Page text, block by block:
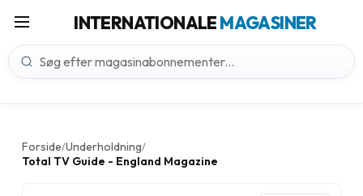
INTERNATIONALEMAGASINER
Forside/Underholdning/
Total TV Guide - England Magazine